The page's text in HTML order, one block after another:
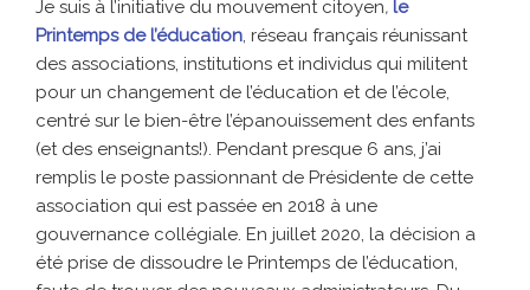
Je suis à l’initiative du mouvement citoyen, le
Printemps de l’éducation , réseau français réunissant
des associations, institutions et individus qui militent
pour un changement de l’éducation et de l’école,
centré sur le bien-être l’épanouissement des enfants
(et des enseignants!). Pendant presque 6 ans, j’ai
remplis le poste passionnant de Présidente de cette
association qui est passée en 2018 à une
gouvernance collégiale. En juillet 2020, la décision a
été prise de dissoudre le Printemps de l’éducation,